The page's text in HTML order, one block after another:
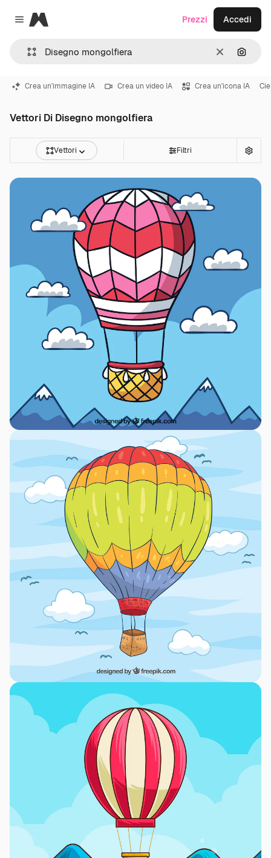
Close menu
Magnific
CancellaCerca
Prezzi Accedi
Crea un'immagine IA Crea un video IA Crea un'icona IA
Vettori Di Disegno mongolfiera
Vettori Filtri